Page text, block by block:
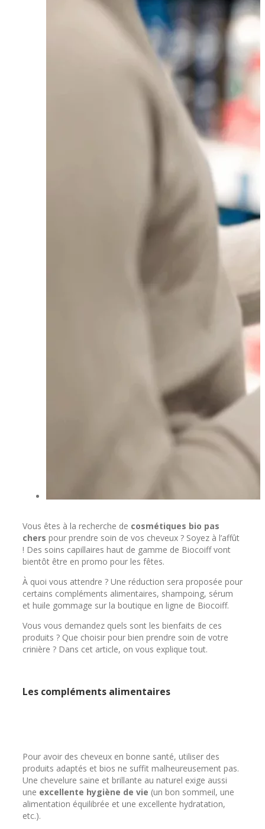
Vous êtes à la recherche de cosmétiques bio pas
chers pour prendre soin de vos cheveux ? Soyez à l’affût
! Des soins capillaires haut de gamme de Biocoiff vont
bientôt être en promo pour les fêtes.
À quoi vous attendre ? Une réduction sera proposée pour
certains compléments alimentaires, shampoing, sérum
et huile gommage sur la boutique en ligne de Biocoiff.
Vous vous demandez quels sont les bienfaits de ces
produits ? Que choisir pour bien prendre soin de votre
crinière ? Dans cet article, on vous explique tout.
Les compléments alimentaires
Pour avoir des cheveux en bonne santé, utiliser des
produits adaptés et bios ne suffit malheureusement pas.
Une chevelure saine et brillante au naturel exige aussi
une excellente hygiène de vie (un bon sommeil, une
alimentation équilibrée et une excellente hydratation,
etc.).